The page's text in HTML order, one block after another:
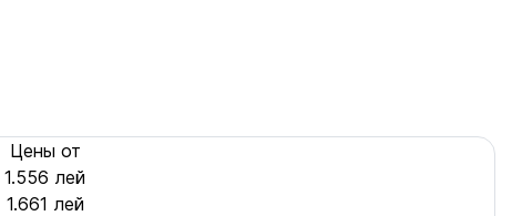
Цены от
1.556 лей
1.661 лей